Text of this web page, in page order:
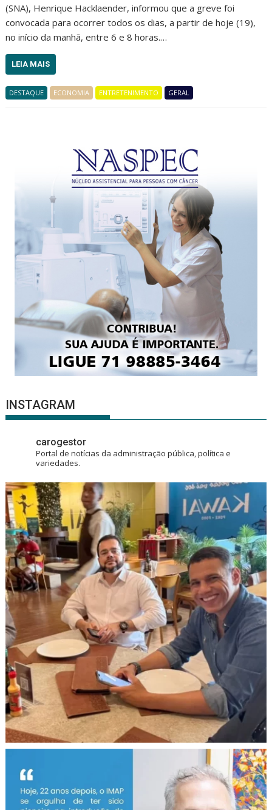
(SNA), Henrique Hacklaender, informou que a greve foi
convocada para ocorrer todos os dias, a partir de hoje (19),
no início da manhã, entre 6 e 8 horas.…
LEIA MAIS
DESTAQUE ECONOMIA ENTRETENIMENTO GERAL
INSTAGRAM
carogestor
Portal de notícias da administração pública, política e
variedades.